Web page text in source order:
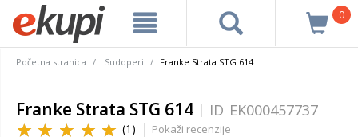
0
Početna stranica Sudoperi Franke Strata STG 614
Franke Strata STG 614 ID EK000457737
(1) Pokaži recenzije